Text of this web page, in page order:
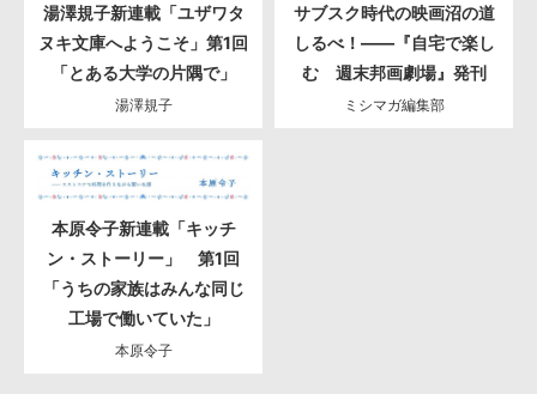
湯澤規子新連載「ユザワタ
ヌキ文庫へようこそ」第1回
「とある大学の片隅で」
湯澤規子
サブスク時代の映画沼の道
しるべ！――『自宅で楽し
む 週末邦画劇場』発刊
ミシマガ編集部
本原令子新連載「キッチ
ン・ストーリー」 第1回
「うちの家族はみんな同じ
工場で働いていた」
本原令子